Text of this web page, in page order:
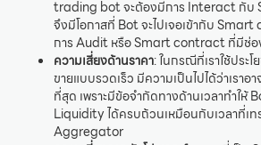
trading bot จะต้องมีการ Interact กั
จึงมีโอกาสที่ Bot จะไปเจอเข้ากับ
การ Audit หรือ Smart contract ที่มีช่อ
ความเสี่ยงด้านราคา: ในกรณีที่เราใช้ประ
ขายแบบรวดเร็ว มีความเป็นไปได้ว่าเราอ
ที่สุด เพราะมีข้อจำกัดทางด้านเวลาทำให้
Liquidity ได้ครบถ้วนเหมือนกับเวลาที่เท
Aggregator